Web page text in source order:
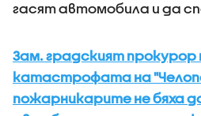
гасят автомобила и да
Зам. градският прокурор
катастрофата на
пожарникарите не бяха